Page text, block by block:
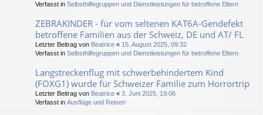
Verfasst in Selbsthilfegruppen und Dienstleistungen für betroffene Eltern
ZEBRAKINDER - für vom seltenen KAT6A-Gendefekt
betroffene Familien aus der Schweiz, DE und AT/ FL
Letzter Beitrag von Beatrice « 15. August 2025, 09:32
Verfasst in Selbsthilfegruppen und Dienstleistungen für betroffene Eltern
Langstreckenflug mit schwerbehindertem Kind
(FOXG1) wurde für Schweizer Familie zum Horrortrip
Letzter Beitrag von Beatrice « 3. Juni 2025, 19:06
Verfasst in Ausflüge und Reisen